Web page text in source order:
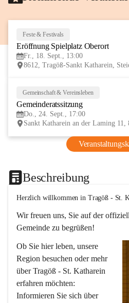
Feste & Festivals
Eröffnung Spielplatz Oberort
Fr., 18. Sept., 13:00
8612, Tragöß-Sankt Katharein,
Gemeinschaft & Vereinsleben
Gemeinderatssitzung
Do., 24. Sept., 17:00
Beschreibung
Herzlich willkommen in Tragöß - St.
Wir freuen uns, Sie auf der
Gemeinde zu begrüßen!
Ob Sie hier leben, unsere
Region besuchen oder mehr
über Tragöß - St. Katharein
erfahren möchten:
Informieren Sie sich über